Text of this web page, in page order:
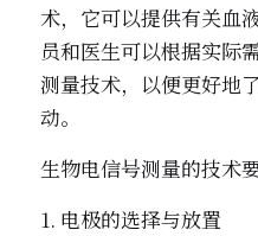
术，它可以提供有关血
员和医生可以根据实际
测量技术，以便更好地
动。
生物电信号测量的技术
1. 电极的选择与放置